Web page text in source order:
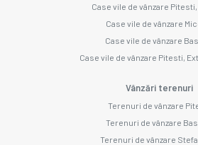
Case vile de vânzare
Case vile de vânzare
Case vile de vânzare
Case vile de vânzare Pitesti,
Vânzări terenuri
Terenuri de vânzare
Terenuri de vânzare
Terenuri de vânzare